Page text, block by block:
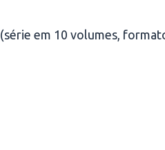
em 10 volumes,